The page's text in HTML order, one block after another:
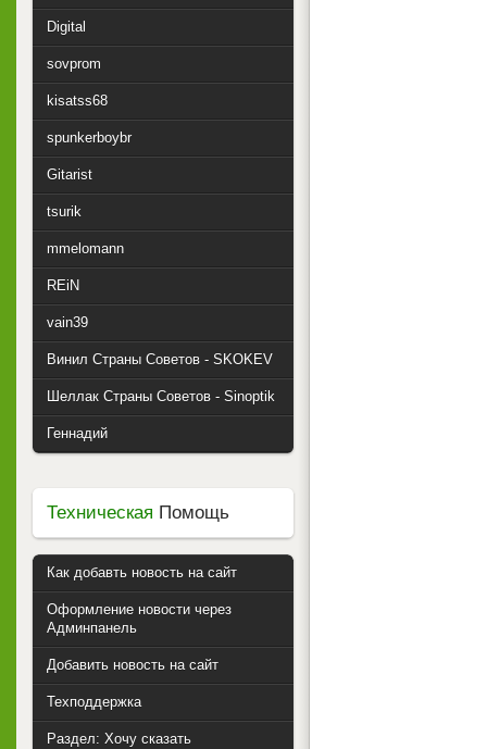
Digital
sovprom
kisatss68
spunkerboybr
Gitarist
tsurik
mmelomann
REiN
vain39
Винил Страны Советов - SKOKEV
Шеллак Страны Советов - Sinoptik
Геннадий
Техническая Помощь
Как добавть новость на сайт
Оформление новости через
Админпанель
Добавить новость на сайт
Техподдержка
Раздел: Хочу сказать